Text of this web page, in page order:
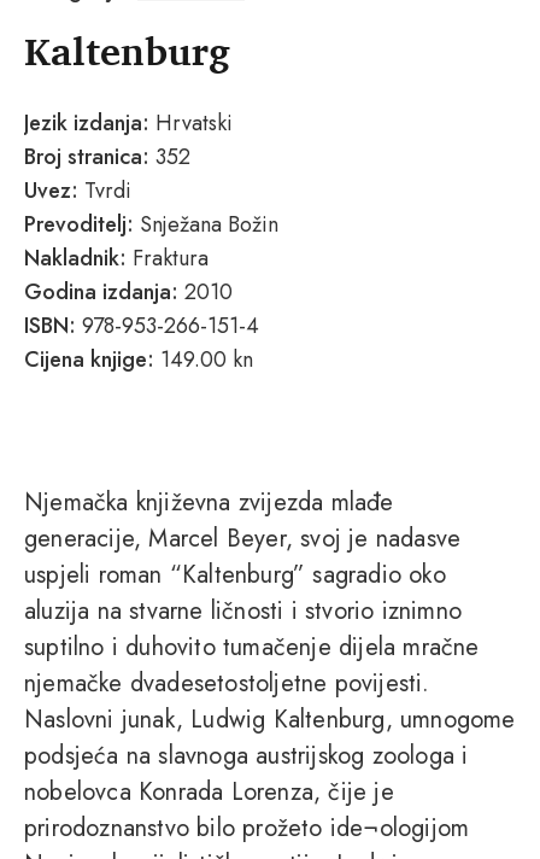
Kaltenburg
Jezik izdanja: Hrvatski
Broj stranica: 352
Uvez: Tvrdi
Prevoditelj: Snježana Božin
Nakladnik: Fraktura
Godina izdanja: 2010
ISBN: 978-953-266-151-4
Cijena knjige: 149.00 kn
Njemačka književna zvijezda mlađe
generacije, Marcel Beyer, svoj je nadasve
uspjeli roman “Kaltenburg” sagradio oko
aluzija na stvarne ličnosti i stvorio iznimno
suptilno i duhovito tumačenje dijela mračne
njemačke dvadesetostoljetne povijesti.
Naslovni junak, Ludwig Kaltenburg, umnogome
podsjeća na slavnoga austrijskog zoologa i
nobelovca Konrada Lorenza, čije je
prirodoznanstvo bilo prožeto ide¬ologijom